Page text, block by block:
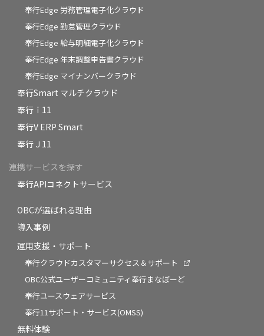
奉行Edge 労務管理電子化クラウド
奉行Edge 勤怠管理クラウド
奉行Edge 給与明細電子化クラウド
奉行Edge 年末調整申告書クラウド
奉行Edge マイナンバークラウド
奉行Smart マルチクラウド
奉行ｉ11
奉行V ERP Smart
奉行Ｊ11
連携サービスを探す
奉行APIコネクトサービス
OBCが選ばれる理由
導入事例
運用支援・サポート
奉行クラウドカスタマーサクセス＆サポート
OBC公式ユーザーコミュニティ奉行まなぼーど
奉行ユースウェアサービス
奉行11サポート・サービス(OMSS)
無料体験